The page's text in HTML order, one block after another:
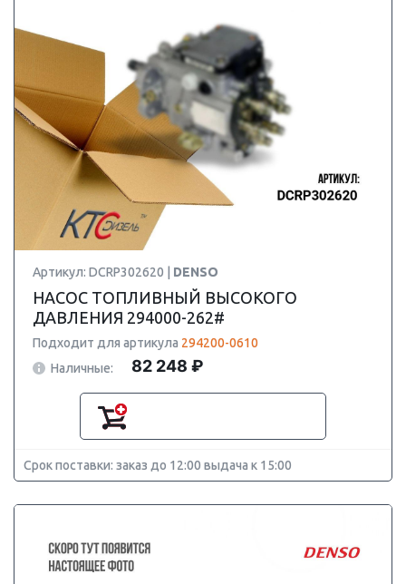
Артикул: DCRP302620 | DENSO
НАСОС ТОПЛИВНЫЙ ВЫСОКОГО
ДАВЛЕНИЯ 294000-262#
Подходит для артикула 294200-0610
Наличные:
82 248 ₽
Срок поставки: заказ до 12:00 выдача к 15:00